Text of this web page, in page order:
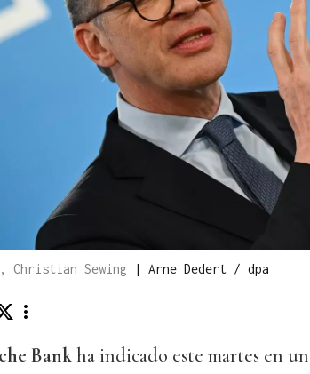
Christian Sewing | Arne Dedert / dpa
Bankha indicado este martes en